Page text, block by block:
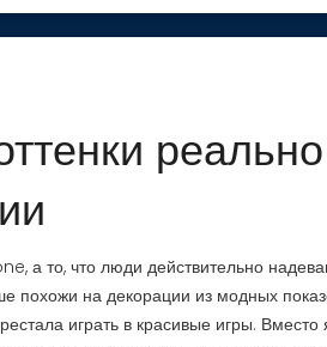
реально
а то, что люди действительно
похожи на декорации из модных
играть в красивые игры. Вместо